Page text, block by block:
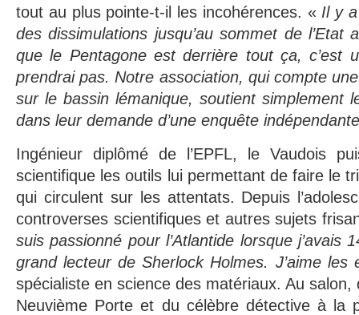
tout au plus pointe-t-il les incohérences. « Il y
des dissimulations jusqu’au sommet de l’Etat
que le Pentagone est derrière tout ça, c’est
prendrai pas. Notre association, qui compte
sur le bassin lémanique, soutient simplement
dans leur demande d’une enquête
Ingénieur diplômé de l’EPFL, le Vaudois
scientifique les outils lui permettant de faire le
qui circulent sur les attentats. Depuis
controverses scientifiques et autres sujets
suis passionné pour l’Atlantide lorsque j’avais
grand lecteur de Sherlock Holmes. J’aime les
spécialiste en science des matériaux. Au
Neuvième Porte et du célèbre détective à la